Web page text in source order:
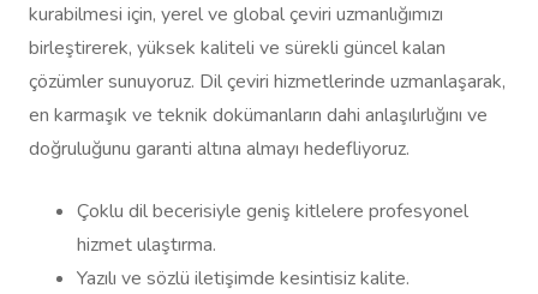
kurabilmesi için, yerel ve global çeviri uzmanlığımızı
birleştirerek, yüksek kaliteli ve sürekli güncel kalan
çözümler sunuyoruz. Dil çeviri hizmetlerinde uzmanlaşarak,
en karmaşık ve teknik dokümanların dahi anlaşılırlığını ve
doğruluğunu garanti altına almayı hedefliyoruz.
Çoklu dil becerisiyle geniş kitlelere profesyonel
hizmet ulaştırma.
Yazılı ve sözlü iletişimde kesintisiz kalite.